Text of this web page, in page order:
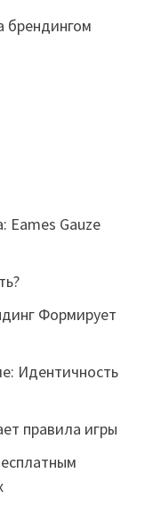
брендингом
Eames Gauze
Формирует
Идентичность
правила игры